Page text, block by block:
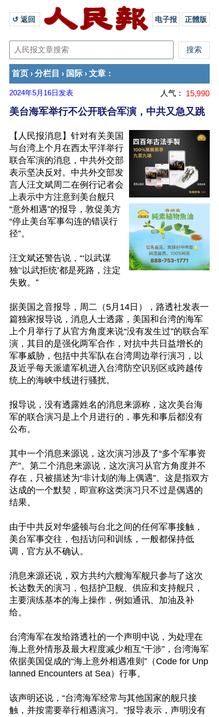
↺ 返回 电子报 正體版
首页 › 分栏目 › 国际 › 文章 ：
2024年5月16日 发表 人气： 15,990
美台海军举行不公开联合军演，中共又急又跳
【人民报消息】针对有关美国
与台湾上个月在西太平洋举行
联合军演的消息，中共外交部
表示坚决反对。中共外交部发
言人汪文斌周二在例行记者会
上表示中方注意到美台舰只
“意外相遇”的报导，敦促美方
“停止美台军事勾连的错误行
径”。
汪文斌还警告说，“‘以武谋
独’‘以武拒统’都是死路，注定
失败。”
据美国之音报导，周二（5月14日），路透社发表一
篇独家报导说，消息人士透露，美国和台湾的海军
上个月举行了从官方角度来说“没有发生过”的联合军
演，其目的是强化两军合作，对抗中共日益增长的
军事威胁，包括中共军队在台湾周边举行演习，以
及近乎每天派遣军机进入台湾防空识别区或跨越传
统上的海峡中线进行骚扰。
报导说，没有透露姓名的消息来源称，这次美台海
军的联合演习是上个月进行的，事先和事后都没有
公布。
其中一个消息来源说，这次演习涉及了“多个军事资
产”。第二个消息来源说，这次演习从官方角度并不
存在，只被描述为“非计划的海上偶遇”。这是指双方
达成的一个默契，即宣称这类演习只不过是偶遇的
结果。
由于中共反对华盛顿与台北之间的任何军事接触，
美台军事交往，包括访问和训练，一般都保持低
调，官方从不确认。
消息来源还说，双方共约六艘海军舰只参与了这次
长达数天的演习，包括护卫舰、供应和支持舰只，
主要演练基本的海上操作，例如通讯、加油及补
给。
台湾海军在发给路透社的一个声明中说，为处理在
海上意外情形及最大程度减少相互“干涉”，台湾海军
依据美国促成的“海上意外相遇准则”（Code for Unp
lanned Encounters at Sea）行事。
该声明还说，“台湾海军经常与其他国家的舰只接
触，并按需要举行相遇演习。”报导表示，声明没有